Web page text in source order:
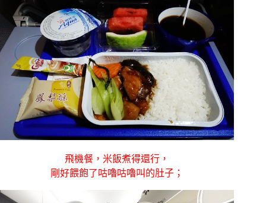
飛機餐，米飯煮得還行，
剛好餵飽了咕嚕咕嚕叫的肚子；